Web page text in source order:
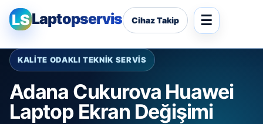
LSLaptopservis Cihaz Takip
KALİTE ODAKLI TEKNİK SERVİS
Adana Cukurova Huawei
Laptop Ekran Değişimi